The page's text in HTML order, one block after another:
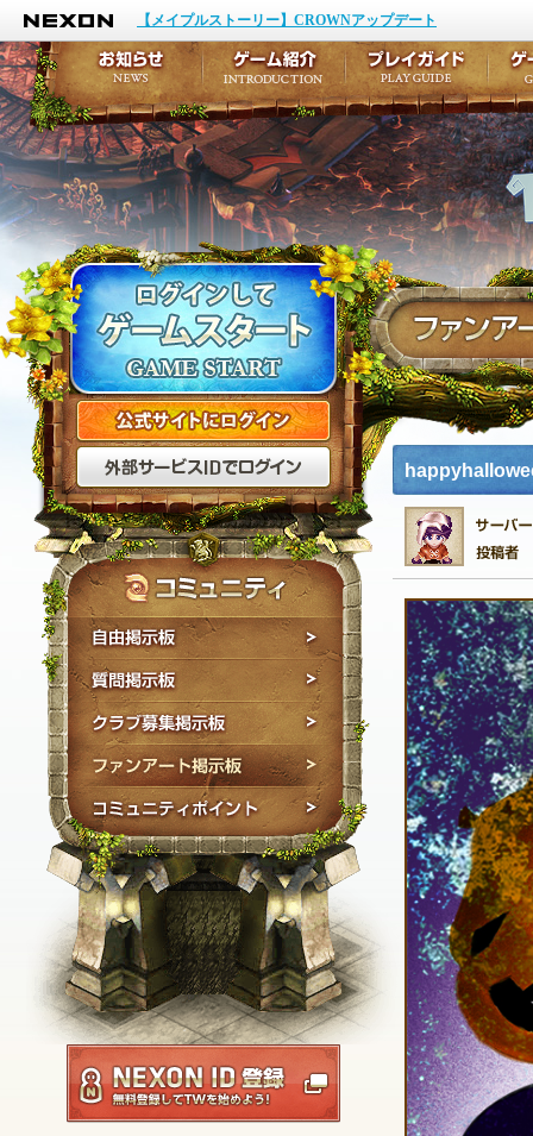
NEXON
【メイプルストーリー】CROWNアップデート
公式サイトにログイン
外部サービスIDでログ
自由掲示板
質問掲示板
クラブ募集掲示板
ファンアート掲示板
コミュニティポイン
NEXON ID登録
お知らせ
イベント
アップデート
メンテナンス
ゲーム紹介
キャラクター作成
テイルズ初級者講座
ここだけは知ってお